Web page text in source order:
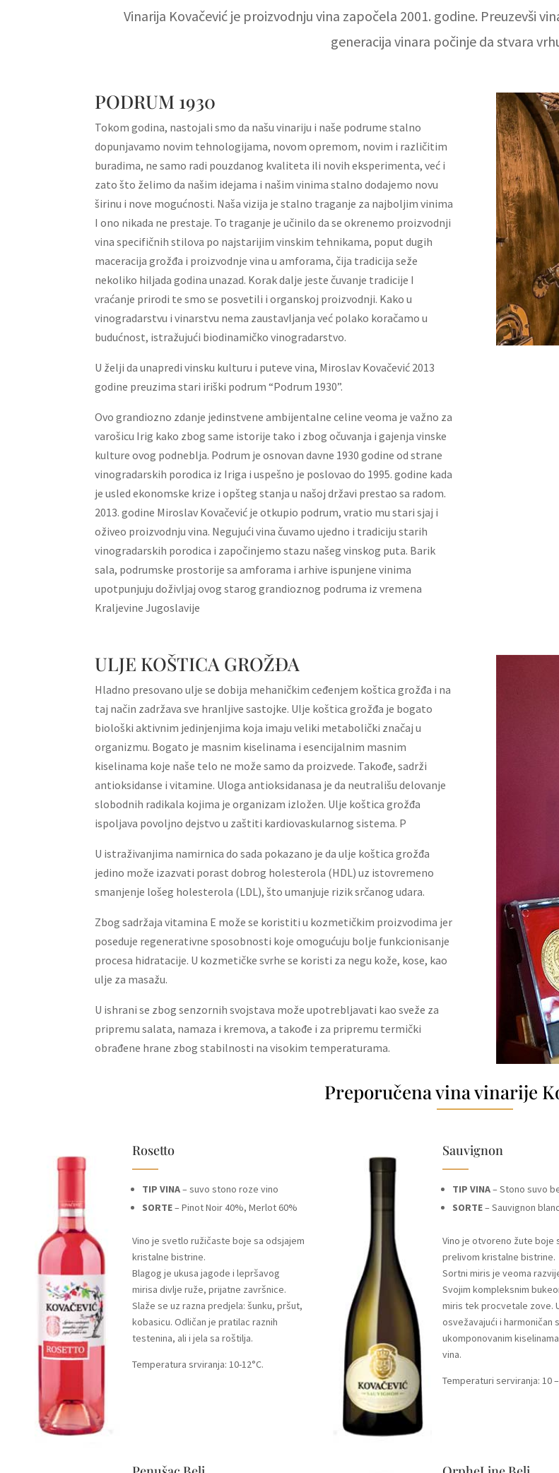
Vinarija Kovačević je proizvodnju vina započela 2001. godine. Preuzevši
generacija vinara počinje da stvara
PODRUM 1930
Tokom godina, nastojali smo da našu vinariju i naše podrume stalno
dopunjavamo novim tehnologijama, novom opremom, novim i različitim
buradima, ne samo radi pouzdanog kvaliteta ili novih eksperimenta, već i
zato što želimo da našim idejama i našim vinima stalno dodajemo novu
širinu i nove mogućnosti. Naša vizija je stalno traganje za najboljim vinima
I ono nikada ne prestaje. To traganje je učinilo da se okrenemo proizvodnji
vina specifičnih stilova po najstarijim vinskim tehnikama, poput dugih
maceracija grožđa i proizvodnje vina u amforama, čija tradicija seže
nekoliko hiljada godina unazad. Korak dalje jeste čuvanje tradicije I
vraćanje prirodi te smo se posvetili i organskoj proizvodnji. Kako u
vinogradarstvu i vinarstvu nema zaustavljanja već polako koračamo u
budućnost, istražujući biodinamičko vinogradarstvo.
U želji da unapredi vinsku kulturu i puteve vina, Miroslav Kovačević 2013
godine preuzima stari iriški podrum “Podrum 1930”.
Ovo grandiozno zdanje jedinstvene ambijentalne celine veoma je važno za
varošicu Irig kako zbog same istorije tako i zbog očuvanja i gajenja vinske
kulture ovog podneblja. Podrum je osnovan davne 1930 godine od strane
vinogradarskih porodica iz Iriga i uspešno je poslovao do 1995. godine kada
je usled ekonomske krize i opšteg stanja u našoj državi prestao sa radom.
2013. godine Miroslav Kovačević je otkupio podrum, vratio mu stari sjaj i
oživeo proizvodnju vina. Negujući vina čuvamo ujedno i tradiciju starih
vinogradarskih porodica i započinjemo stazu našeg vinskog puta. Barik
sala, podrumske prostorije sa amforama i arhive ispunjene vinima
upotpunjuju doživljaj ovog starog grandioznog podruma iz vremena
Kraljevine Jugoslavije
ULJE KOŠTICA GROŽĐA
Hladno presovano ulje se dobija mehaničkim ceđenjem koštica grožđa i na
taj način zadržava sve hranljive sastojke. Ulje koštica grožđa je bogato
biološki aktivnim jedinjenjima koja imaju veliki metabolički značaj u
organizmu. Bogato je masnim kiselinama i esencijalnim masnim
kiselinama koje naše telo ne može samo da proizvede. Takođe, sadrži
antioksidanse i vitamine. Uloga antioksidanasa je da neutrališu delovanje
slobodnih radikala kojima je organizam izložen. Ulje koštica grožđa
ispoljava povoljno dejstvo u zaštiti kardiovaskularnog sistema. P
U istraživanjima namirnica do sada pokazano je da ulje koštica grožđa
jedino može izazvati porast dobrog holesterola (HDL) uz istovremeno
smanjenje lošeg holesterola (LDL), što umanjuje rizik srčanog udara.
Zbog sadržaja vitamina E može se koristiti u kozmetičkim proizvodima jer
poseduje regenerativne sposobnosti koje omogućuju bolje funkcionisanje
procesa hidratacije. U kozmetičke svrhe se koristi za negu kože, kose, kao
ulje za masažu.
U ishrani se zbog senzornih svojstava može upotrebljavati kao sveže za
pripremu salata, namaza i kremova, a takođe i za pripremu termički
obrađene hrane zbog stabilnosti na visokim temperaturama.
Preporučena vina vinarije
Rosetto
TIP VINA– suvo stono roze vino
SORTE– Pinot Noir 40%, Merlot 60%
Vino je svetlo ružičaste boje sa odsjajem
kristalne bistrine.
Blagog je ukusa jagode i lepršavog
mirisa divlje ruže, prijatne završnice.
Slaže se uz razna predjela: šunku, pršut,
kobasicu. Odličan je pratilac raznih
testenina, ali i jela sa roštilja.
Temperatura srviranja: 10-12°C.
Sauvignon
TIP VINA– Stono suvo
SORTE– Sauvignon
Vino je otvoreno žute boje
prelivom kristalne bistrine.
Sortni miris je veoma
Svojim kompleksnim
miris tek procvetale zove.
osvežavajući i harmoničan
ukomponovanim
vina.
Temperaturi serviranja: 10 –